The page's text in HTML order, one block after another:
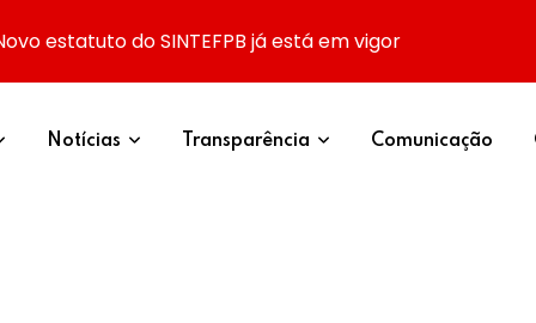
Notícias Transparência Comunicação
estatuto do SINTEFPB já está em vigor